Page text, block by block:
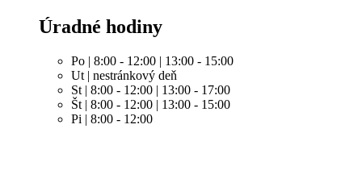
Úradné hodiny
Po | 8:00 - 12:00 | 13:00 - 15:00
Ut | nestránkový deň
St | 8:00 - 12:00 | 13:00 - 17:00
Št | 8:00 - 12:00 | 13:00 - 15:00
Pi | 8:00 - 12:00